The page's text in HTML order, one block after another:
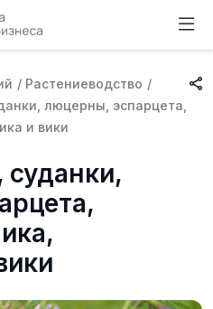
/ Растениеводство /
люцерны, эспарцета,
и вики
суданки,